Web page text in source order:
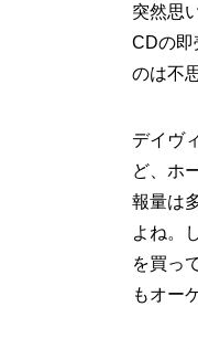
突然思
CDの即
のは不
デイヴ
ど、ホ
報量は
よね。
を買っ
もオー